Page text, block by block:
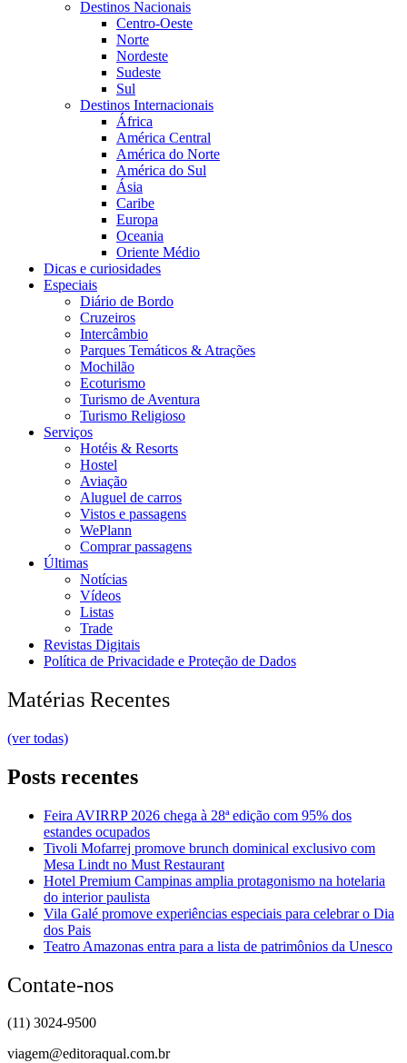
Destinos Nacionais
Centro-Oeste
Norte
Nordeste
Sudeste
Sul
Destinos Internacionais
África
América Central
América do Norte
América do Sul
Ásia
Caribe
Europa
Oceania
Oriente Médio
Dicas e curiosidades
Especiais
Diário de Bordo
Cruzeiros
Intercâmbio
Parques Temáticos & Atrações
Mochilão
Ecoturismo
Turismo de Aventura
Turismo Religioso
Serviços
Hotéis & Resorts
Hostel
Aviação
Aluguel de carros
Vistos e passagens
WePlann
Comprar passagens
Últimas
Notícias
Vídeos
Listas
Trade
Revistas Digitais
Política de Privacidade e Proteção de Dados
Matérias Recentes
(ver todas)
Posts recentes
Feira AVIRRP 2026 chega à 28ª edição com 95% dos
estandes ocupados
Tivoli Mofarrej promove brunch dominical exclusivo com
Mesa Lindt no Must Restaurant
Hotel Premium Campinas amplia protagonismo na hotelaria
do interior paulista
Vila Galé promove experiências especiais para celebrar o Dia
dos Pais
Teatro Amazonas entra para a lista de patrimônios da Unesco
Contate-nos
(11) 3024-9500
viagem@editoraqual.com.br